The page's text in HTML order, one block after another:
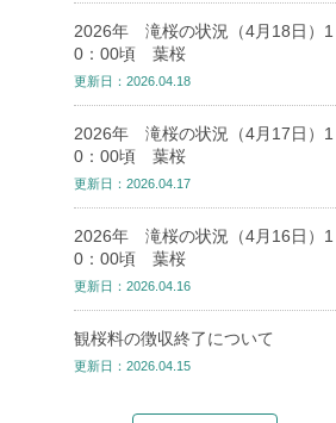
2026年 滝桜の状況（4月18日）1
0：00頃 葉桜
更新日：2026.04.18
2026年 滝桜の状況（4月17日）1
0：00頃 葉桜
更新日：2026.04.17
2026年 滝桜の状況（4月16日）1
0：00頃 葉桜
更新日：2026.04.16
観桜料の徴収終了について
更新日：2026.04.15